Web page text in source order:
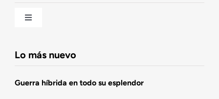
Toggle
Lo más nuevo
Guerra híbrida en todo su esplendor